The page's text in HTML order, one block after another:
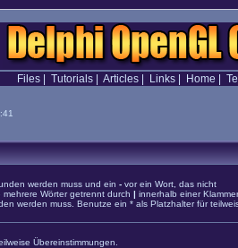
Files| Tutorials| Articles| Links| Home
werden muss und ein - vor ein Wort, das nicht
Wörter getrennt durch | innerhalb einer
werden muss. Benutze ein * als Platzhalter für
Übereinstimmungen.